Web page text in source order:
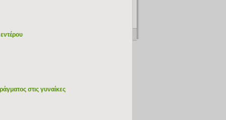
στις γυναίκες